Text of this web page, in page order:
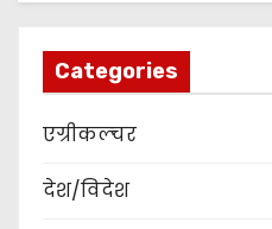
Categories
एग्रीकल्चर
देश/विदेश